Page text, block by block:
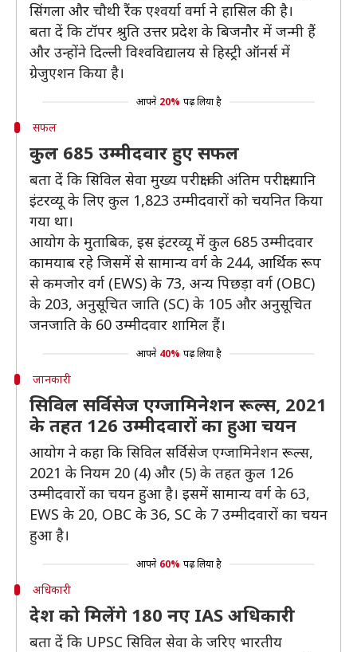
सिंगला और चौथी रैंक एश्वर्या वर्मा ने हासिल की है।
बता दें कि टॉपर श्रुति उत्तर प्रदेश के बिजनौर में जन्मी हैं
और उन्होंने दिल्ली विश्वविद्यालय से हिस्ट्री ऑनर्स में
ग्रेजुएशन किया है।
आपने 20% पढ़ लिया है
सफल
कुल 685 उम्मीदवार हुए सफल
बता दें कि सिविल सेवा मुख्य परीक्षा की अंतिम परीक्षा यानि
इंटरव्यू के लिए कुल 1,823 उम्मीदवारों को चयनित किया
गया था।
आयोग के मुताबिक, इस इंटरव्यू में कुल 685 उम्मीदवार
कामयाब रहे जिसमें से सामान्य वर्ग के 244, आर्थिक रूप
से कमजोर वर्ग (EWS) के 73, अन्य पिछड़ा वर्ग (OBC)
के 203, अनुसूचित जाति (SC) के 105 और अनुसूचित
जनजाति के 60 उम्मीदवार शामिल हैं।
आपने 40% पढ़ लिया है
जानकारी
सिविल सर्विसेज एग्जामिनेशन रूल्स, 2021
के तहत 126 उम्मीदवारों का हुआ चयन
आयोग ने कहा कि सिविल सर्विसेज एग्जामिनेशन रूल्स,
2021 के नियम 20 (4) और (5) के तहत कुल 126
उम्मीदवारों का चयन हुआ है। इसमें सामान्य वर्ग के 63,
EWS के 20, OBC के 36, SC के 7 उम्मीदवारों का चयन
हुआ है।
आपने 60% पढ़ लिया है
अधिकारी
देश को मिलेंगे 180 नए IAS अधिकारी
बता दें कि UPSC सिविल सेवा के जरिए भारतीय